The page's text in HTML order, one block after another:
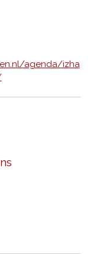
agenda/izha